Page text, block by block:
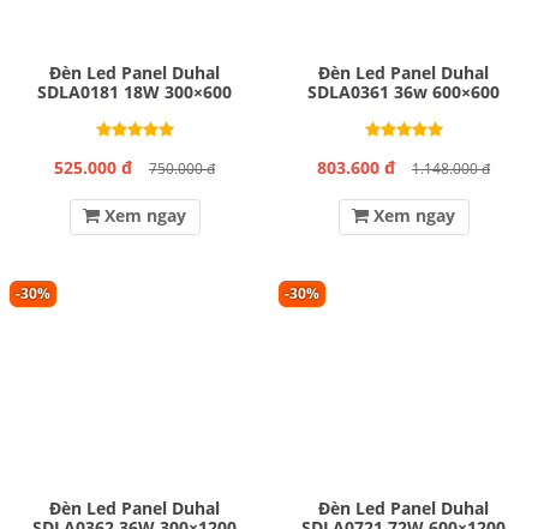
Đèn Led Panel Duhal
SDLA0181 18W 300×600
525.000 đ 750.000 đ
Xem ngay
Đèn Led Panel Duhal
SDLA0361 36w 600×600
803.600 đ 1.148.000 đ
Xem ngay
-30%
Đèn Led Panel Duhal
-30%
Đèn Led Panel Duhal